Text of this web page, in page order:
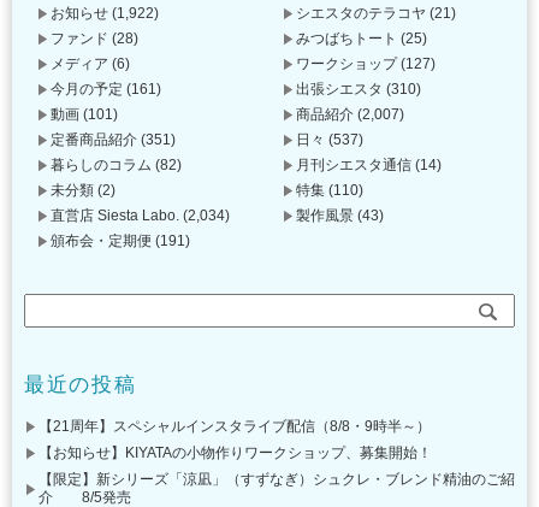
お知らせ (1,922) シエスタのテラコヤ (21)
ファンド (28) みつばちトート (25)
メディア (6) ワークショップ(127)
今月の予定 (161) 出張シエスタ (310)
動画 (101) 商品紹介 (2,007)
定番商品紹介 (351) 日々 (537)
暮らしのコラム (82) 月刊シエスタ通信 (14)
未分類 (2) 特集 (110)
直営店 Siesta Labo. (2,034) 製作風景 (43)
頒布会・定期便 (191)
最近の投稿
【21周年】スペシャルインスタライブ配信（8/8・9時半～）
【お知らせ】KIYATAの小物作りワークショップ、募集開始！
【限定】新シリーズ「涼凪」（すずなぎ）シュクレ・ブレンド精油のご紹
介 8/5発売